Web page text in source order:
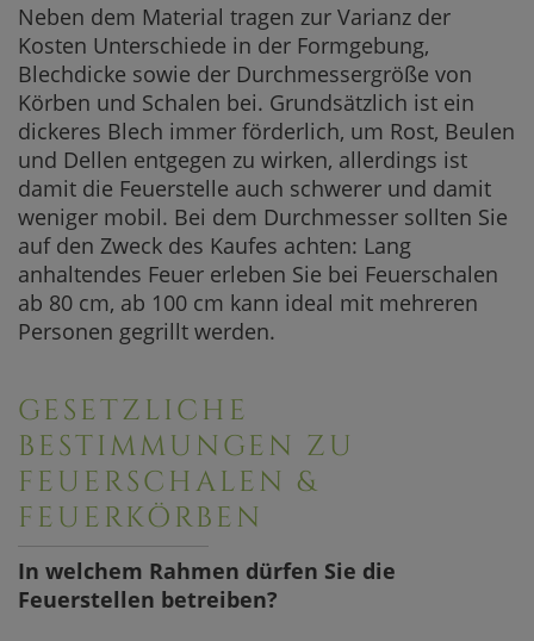
Neben dem Material tragen zur Varianz der
Kosten Unterschiede in der Formgebung,
Blechdicke sowie der Durchmessergröße von
Körben und Schalen bei. Grundsätzlich ist ein
dickeres Blech immer förderlich, um Rost, Beulen
und Dellen entgegen zu wirken, allerdings ist
damit die Feuerstelle auch schwerer und damit
weniger mobil. Bei dem Durchmesser sollten Sie
auf den Zweck des Kaufes achten: Lang
anhaltendes Feuer erleben Sie bei Feuerschalen
ab 80 cm, ab 100 cm kann ideal mit mehreren
Personen gegrillt werden.
GESETZLICHE
BESTIMMUNGEN ZU
FEUERSCHALEN &
FEUERKÖRBEN
In welchem Rahmen dürfen Sie die
Feuerstellen betreiben?